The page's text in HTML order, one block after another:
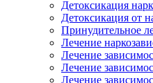
Детоксикация
Детоксикация от
Принудительное
Лечение
Лечение
Лечение
Лечение